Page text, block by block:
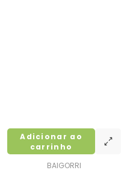
BAIGORRI
Adicionar ao
carrinho